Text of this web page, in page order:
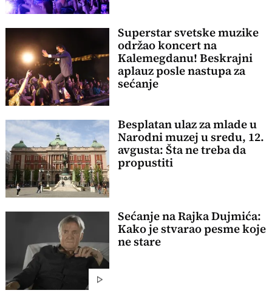
Superstar svetske muzike
održao koncert na
Kalemegdanu! Beskrajni
aplauz posle nastupa za
sećanje
Besplatan ulaz za mlade u
Narodni muzej u sredu, 12.
avgusta: Šta ne treba da
propustiti
Sećanje na Rajka Dujmića:
Kako je stvarao pesme koje
ne stare